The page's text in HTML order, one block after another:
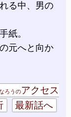
る中、男の
紙。
元へと向か
ろうのアクセス
最新話へ